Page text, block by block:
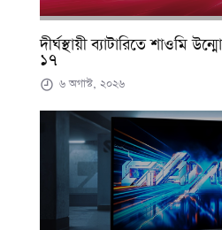
দীর্ঘস্থায়ী ব্যাটারিতে শাওমি
১৭
৬ অগাস্ট, ২০২৬